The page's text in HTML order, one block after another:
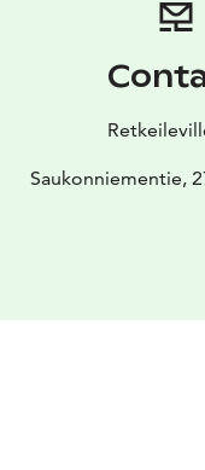
Saukonniementie,